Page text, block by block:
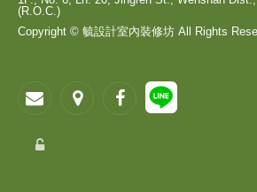
(R.O.C.)
Copyright © 毓設計室內裝修坊 All Rights